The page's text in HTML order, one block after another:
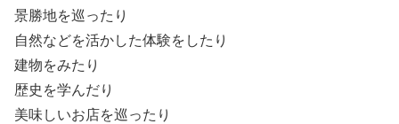
景勝地を巡ったり
自然などを活かした体験をしたり
建物をみたり
歴史を学んだり
美味しいお店を巡ったり